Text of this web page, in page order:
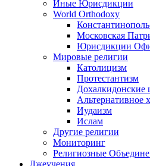
Иные Юрисдикции
World Orthodoxy
Московская
Юрисдикции
Мировые религии
Католицизм
Протестантизм
Дохалкидонские
Альтернативное
Иудаизм
Ислам
Другие религии
Мониторинг
Религиозные
Лжеучения